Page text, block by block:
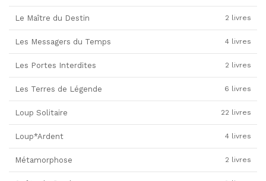
Le Maître du Destin 2 livres
Les Messagers du Temps 4 livres
Les Portes Interdites 2 livres
Les Terres de Légende 6 livres
Loup Solitaire 22 livres
Loup*Ardent 4 livres
Métamorphose 2 livres